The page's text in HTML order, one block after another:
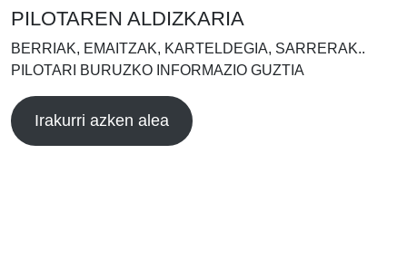
PILOTAREN ALDIZKARIA
BERRIAK, EMAITZAK, KARTELDEGIA, SARRERAK..
PILOTARI BURUZKO INFORMAZIO GUZTIA
Irakurri azken alea